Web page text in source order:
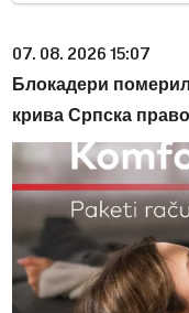
07. 08. 2026 15:07
Блокадери
крива Српска